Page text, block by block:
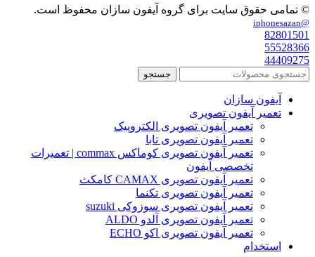
© تمامی حقوق سایت برای گروه آیفون سازان محفوظ است.
@iphonesazan
82801501
55528366
44409275
جستجو
آیفون سازان
تعمیر آیفون تصویری
تعمیر آیفون تصویری الکتروپیک
تعمیر آیفون تصویری تابا
تعمیر آیفون تصویری کوماکس commax | تعمیرات
تخصصی آیفون
تعمیر آیفون تصویری CAMAX کامکث
تعمیر آیفون تصویری تکنما
تعمیر آیفون تصویری سوزوکی suzuki
تعمیر آیفون تصویری آلدو ALDO
تعمیر آیفون تصویری اکو ECHO
استخدام